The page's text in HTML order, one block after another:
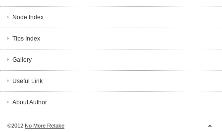
Node Index
Tips Index
Gallery
Useful Link
About Author
©2012 No More Retake